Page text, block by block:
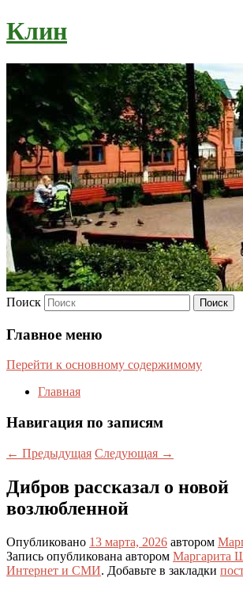
Клин
Поиск
Главное меню
Перейти к основному содержимому
Главная
Навигация по записям
← Предыдущая Следующая →
Дибров рассказал о новой
возлюбленной
Опубликовано 13 марта, 2026 автором
Запись опубликована автором Маргарита
Интернет и СМИ. Добавьте в закладки